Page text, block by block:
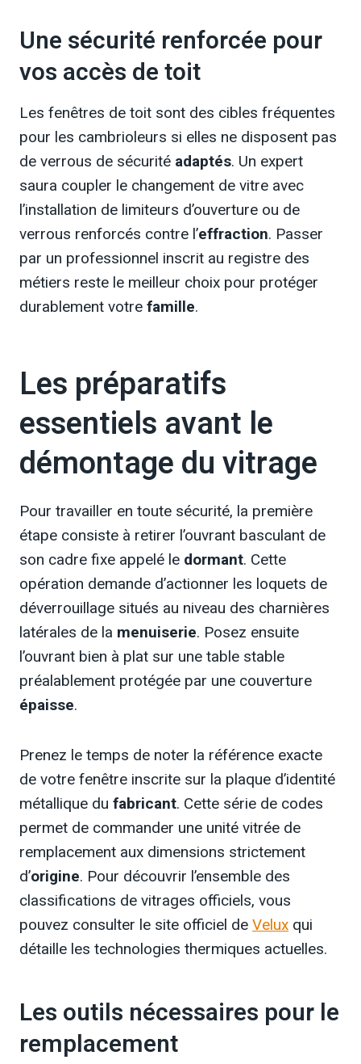
Une sécurité renforcée pour
vos accès de toit
Les fenêtres de toit sont des cibles fréquentes
pour les cambrioleurs si elles ne disposent pas
de verrous de sécurité adaptés. Un expert
saura coupler le changement de vitre avec
l’installation de limiteurs d’ouverture ou de
verrous renforcés contre l’effraction. Passer
par un professionnel inscrit au registre des
métiers reste le meilleur choix pour protéger
durablement votre famille.
Les préparatifs
essentiels avant le
démontage du vitrage
Pour travailler en toute sécurité, la première
étape consiste à retirer l’ouvrant basculant de
son cadre fixe appelé le dormant. Cette
opération demande d’actionner les loquets de
déverrouillage situés au niveau des charnières
latérales de la menuiserie. Posez ensuite
l’ouvrant bien à plat sur une table stable
préalablement protégée par une couverture
épaisse.
Prenez le temps de noter la référence exacte
de votre fenêtre inscrite sur la plaque d’identité
métallique du fabricant. Cette série de codes
permet de commander une unité vitrée de
remplacement aux dimensions strictement
d’origine. Pour découvrir l’ensemble des
classifications de vitrages officiels, vous
pouvez consulter le site officiel de Velux qui
détaille les technologies thermiques actuelles.
Les outils nécessaires pour le
remplacement